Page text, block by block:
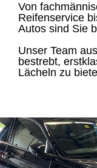
Von
Reifenservice
Autos sind Sie
Unser Team
bestrebt,
Lächeln zu